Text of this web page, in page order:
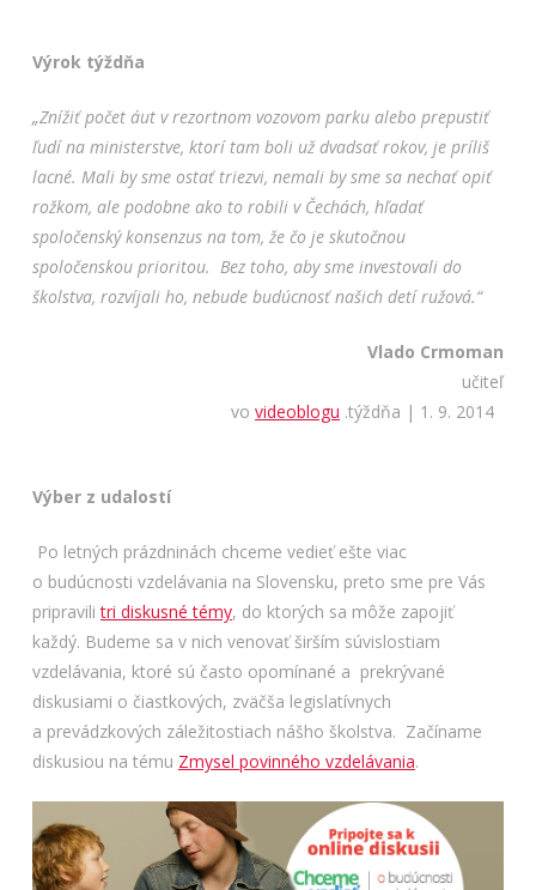
Výrok týždňa
„Znížiť počet áut v rezortnom vozovom parku alebo prepustiť
ľudí na ministerstve, ktorí tam boli už dvadsať rokov, je príliš
lacné. Mali by sme ostať triezvi, nemali by sme sa nechať opiť
rožkom, ale podobne ako to robili v Čechách, hľadať
spoločenský konsenzus na tom, že čo je skutočnou
spoločenskou prioritou. Bez toho, aby sme investovali do
školstva, rozvíjali ho, nebude budúcnosť našich detí ružová.“
Vlado Crmoman
učiteľ
vovideoblogu .týždňa | 1. 9. 2014
Výber z udalostí
Po letných prázdninách chceme vedieť ešte viac
o budúcnosti vzdelávania na Slovensku, preto sme pre Vás
pripravilitri diskusné témy, do ktorých sa môže zapojiť
každý. Budeme sa v nich venovať širším súvislostiam
vzdelávania, ktoré sú často opomínané a prekrývané
diskusiami o čiastkových, zväčša legislatívnych
a prevádzkových záležitostiach nášho školstva. Začíname
diskusiou na tému Zmysel povinného vzdelávania.